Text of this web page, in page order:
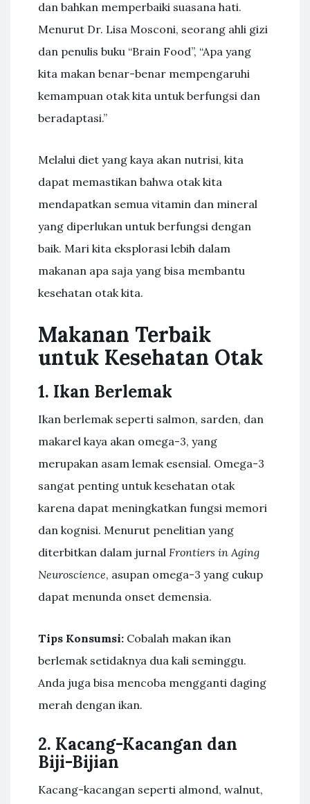
dan bahkan memperbaiki suasana hati.
Menurut Dr. Lisa Mosconi, seorang ahli gizi
dan penulis buku “Brain Food”, “Apa yang
kita makan benar-benar mempengaruhi
kemampuan otak kita untuk berfungsi dan
beradaptasi.”
Melalui diet yang kaya akan nutrisi, kita
dapat memastikan bahwa otak kita
mendapatkan semua vitamin dan mineral
yang diperlukan untuk berfungsi dengan
baik. Mari kita eksplorasi lebih dalam
makanan apa saja yang bisa membantu
kesehatan otak kita.
Makanan Terbaik
untuk Kesehatan Otak
1. Ikan Berlemak
Ikan berlemak seperti salmon, sarden, dan
makarel kaya akan omega-3, yang
merupakan asam lemak esensial. Omega-3
sangat penting untuk kesehatan otak
karena dapat meningkatkan fungsi memori
dan kognisi. Menurut penelitian yang
diterbitkan dalam jurnal Frontiers in Aging
Neuroscience, asupan omega-3 yang cukup
dapat menunda onset demensia.
Tips Konsumsi: Cobalah makan ikan
berlemak setidaknya dua kali seminggu.
Anda juga bisa mencoba mengganti daging
merah dengan ikan.
2. Kacang-Kacangan dan
Biji-Bijian
Kacang-kacangan seperti almond, walnut,